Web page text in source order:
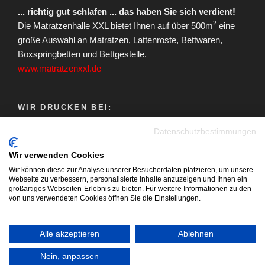
... richtig gut schlafen ... das haben Sie sich verdient!
Die Matratzenhalle XXL bietet Ihnen auf über 500m2 eine
große Auswahl an Matratzen, Lattenroste, Bettwaren,
Boxspringbetten und Bettgestelle.
www.matratzenxxl.de
WIR DRUCKEN BEI:
Impressum | Datenschutzerklärung
Datenschutzbestimmungen
Wir verwenden Cookies
Wir können diese zur Analyse unserer Besucherdaten platzieren, um unsere
Webseite zu verbessern, personalisierte Inhalte anzuzeigen und Ihnen ein
großartiges Webseiten-Erlebnis zu bieten. Für weitere Informationen zu den
von uns verwendeten Cookies öffnen Sie die Einstellungen.
Alle akzeptieren Ablehnen
Nein, anpassen